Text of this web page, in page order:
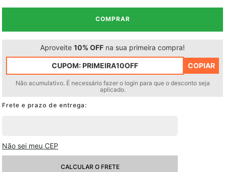
COMPRAR
Aproveite 10% OFF na sua primeira compra!
CUPOM:PRIMEIRA10OFF COPIAR
Não acumulativo. É necessário fazer o login para que o desconto seja
aplicado.
Não sei meu CEP
CALCULAR O FRETE